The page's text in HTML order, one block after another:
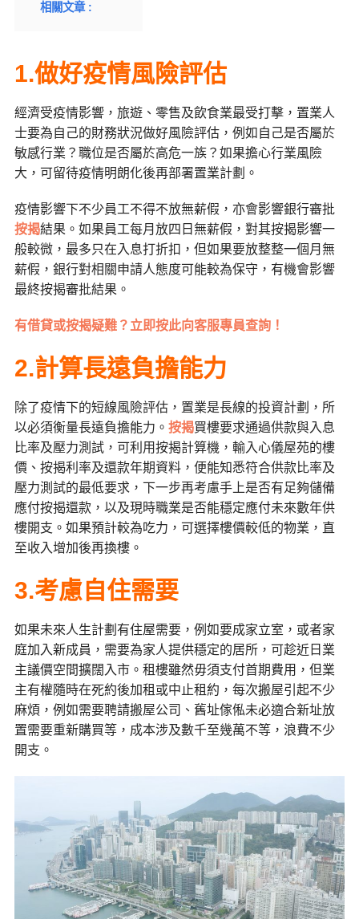
相關文章 :
1.做好疫情風險評估
經濟受疫情影響，旅遊、零售及飲食業最受打擊，置業人
士要為自己的財務狀況做好風險評估，例如自己是否屬於
敏感行業？職位是否屬於高危一族？如果擔心行業風險
大，可留待疫情明朗化後再部署置業計劃。
疫情影響下不少員工不得不放無薪假，亦會影響銀行審批
按揭結果。如果員工每月放四日無薪假，對其按揭影響一
般較微，最多只在入息打折扣，但如果要放整整一個月無
薪假，銀行對相關申請人態度可能較為保守，有機會影響
最終按揭審批結果。
有借貸或按揭疑難？立即按此向客服專員查詢！
2.計算長遠負擔能力
除了疫情下的短線風險評估，置業是長線的投資計劃，所
以必須衡量長遠負擔能力。 按揭買樓要求通過供款與入息
比率及壓力測試，可利用按揭計算機，輸入心儀屋苑的樓
價、按揭利率及還款年期資料，便能知悉符合供款比率及
壓力測試的最低要求，下一步再考慮手上是否有足夠儲備
應付按揭還款，以及現時職業是否能穩定應付未來數年供
樓開支。如果預計較為吃力，可選擇樓價較低的物業，直
至收入增加後再換樓。
3.考慮自住需要
如果未來人生計劃有住屋需要，例如要成家立室，或者家
庭加入新成員，需要為家人提供穩定的居所，可趁近日業
主議價空間擴闊入市。租樓雖然毋須支付首期費用，但業
主有權隨時在死約後加租或中止租約，每次搬屋引起不少
麻煩，例如需要聘請搬屋公司、舊址傢俬未必適合新址放
置需要重新購買等，成本涉及數千至幾萬不等，浪費不少
開支。